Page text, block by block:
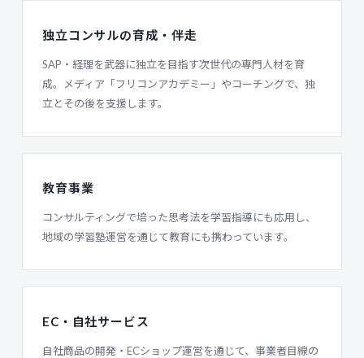
独立コンサルの育成・伴走
SAP・経理を武器に独立を目指す次世代の専門人材を育
成。メディア「フリコンアカデミー」やコーチングで、独
立とその後を支援します。
教育事業
コンサルティングで培った思考法を学習指導にも応用し、
地域の学習塾運営を通じて教育にも携わっています。
EC・自社サービス
自社商品の開発・ECショップ運営を通じて、事業者目線の